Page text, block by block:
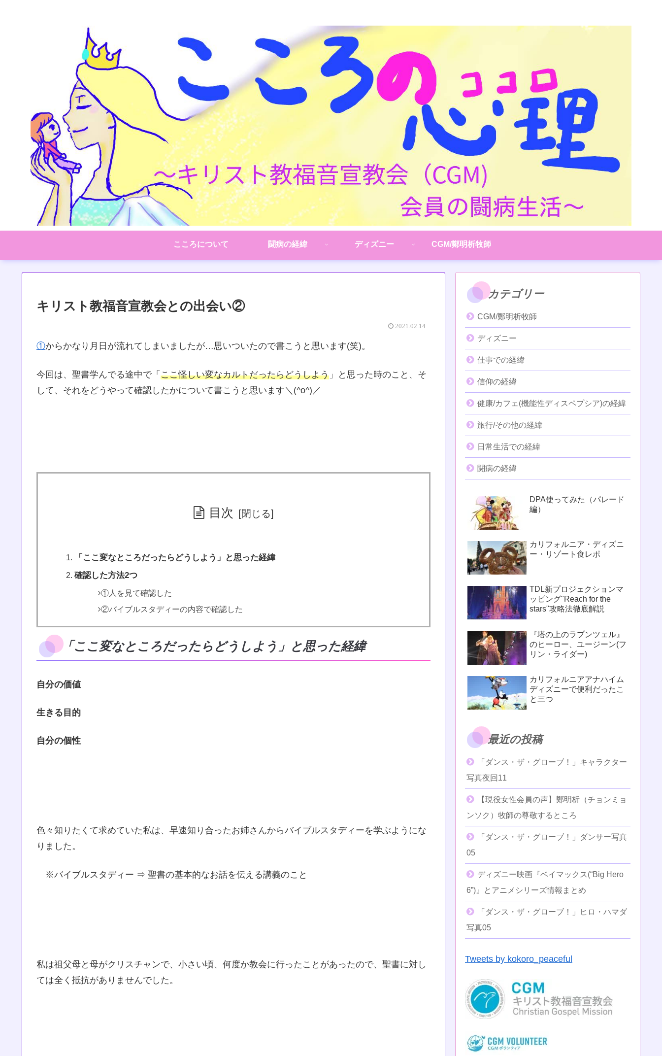
こころについて 闘病の経緯 ディズニー CGM/鄭明析牧師
キリスト教福音宣教会との出会い②
2021.02.14
①からかなり月日が流れてしまいましたが…思いついたので書こうと思います(笑)。
今回は、聖書学んでる途中で「 ここ怪しい変なカルトだったらどうしよう 」と思った時のこと、そ
して、それをどうやって確認したかについて書こうと思います＼(^o^)／
目次
「ここ変なところだったらどうしよう」と思った経緯
確認した方法2つ
①人を見て確認した
②バイブルスタディーの内容で確認した
「ここ変なところだったらどうしよう」と思った経緯
自分の価値
生きる目的
自分の個性
色々知りたくて求めていた私は、早速知り合ったお姉さんからバイブルスタディーを学ぶようにな
りました。
※バイブルスタディー ⇒ 聖書の基本的なお話を伝える講義のこと
私は祖父母と母がクリスチャンで、小さい頃、何度か教会に行ったことがあったので、聖書に対し
ては全く抵抗がありませんでした。
カテゴリー
CGM/鄭明析牧師
ディズニー
仕事での経緯
信仰の経緯
健康/カフェ(機能性ディスペプシア)の経緯
旅行/その他の経緯
日常生活での経緯
闘病の経緯
DPA使ってみた（パレード
編）
カリフォルニア・ディズニ
ー・リゾート食レポ
TDL新プロジェクションマ
ッピング"Reach for the
stars"攻略法徹底解説
『塔の上のラプンツェル』
のヒーロー、ユージーン(フ
リン・ライダー)
カリフォルニアアナハイム
ディズニーで便利だったこ
と三つ
最近の投稿
「ダンス・ザ・グローブ！」キャラクター
写真夜回11
【現役女性会員の声】鄭明析（チョンミョ
ンソク）牧師の尊敬するところ
「ダンス・ザ・グローブ！」ダンサー写真
05
ディズニー映画『ベイマックス(“Big Hero
6”)』とアニメシリーズ情報まとめ
「ダンス・ザ・グローブ！」ヒロ・ハマダ
写真05
Tweets by kokoro_peaceful